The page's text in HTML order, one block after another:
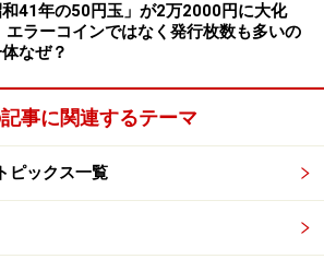
和41年の50円玉」が2万2000円に大化
エラーコインではなく発行枚数も多いの
なぜ？
事に関連するテーマ
ピックス一覧